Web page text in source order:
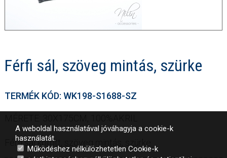
Férfi sál, szöveg mintás, szürke
TERMÉK KÓD: WK198-S1688-SZ
Férfi sál kötött, szöveg mintás, szürke
A weboldal használatával jóváhagyja a cookie-k
használatát.
Működéshez nélkülözhetetlen Cookie-k